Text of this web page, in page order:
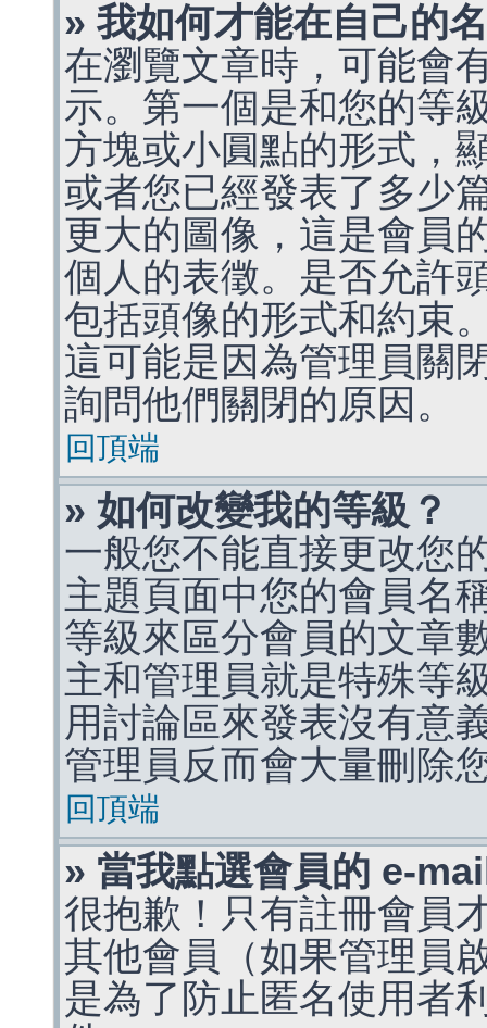
» 我如何才能在自己的
在瀏覽文章時，可能會
示。第一個是和您的等
方塊或小圓點的形式，
或者您已經發表了多少
更大的圖像，這是會員
個人的表徵。是否允許
包括頭像的形式和約束
這可能是因為管理員關
詢問他們關閉的原因。
回頂端
» 如何改變我的等級？
一般您不能直接更改您
主題頁面中您的會員名
等級來區分會員的文章
主和管理員就是特殊等
用討論區來發表沒有意
管理員反而會大量刪除
回頂端
» 當我點選會員的 e-
很抱歉！只有註冊會員
其他會員（如果管理員
是為了防止匿名使用者